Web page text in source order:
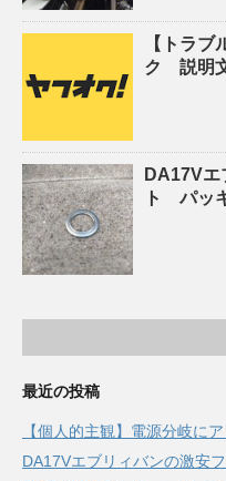
【トラ
ク 説明
DA17Vエ
ト パッ
最近の投稿
【個人的主観】電源分岐に
DA17Vエブリィバンの激安